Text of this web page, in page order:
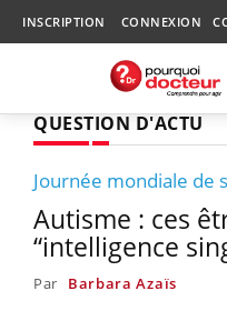
INSCRIPTION CONNEXION
QUESTION D'ACTU
Journée mondiale de
Autisme : ces
“intelligence
Par Barbara Azaïs